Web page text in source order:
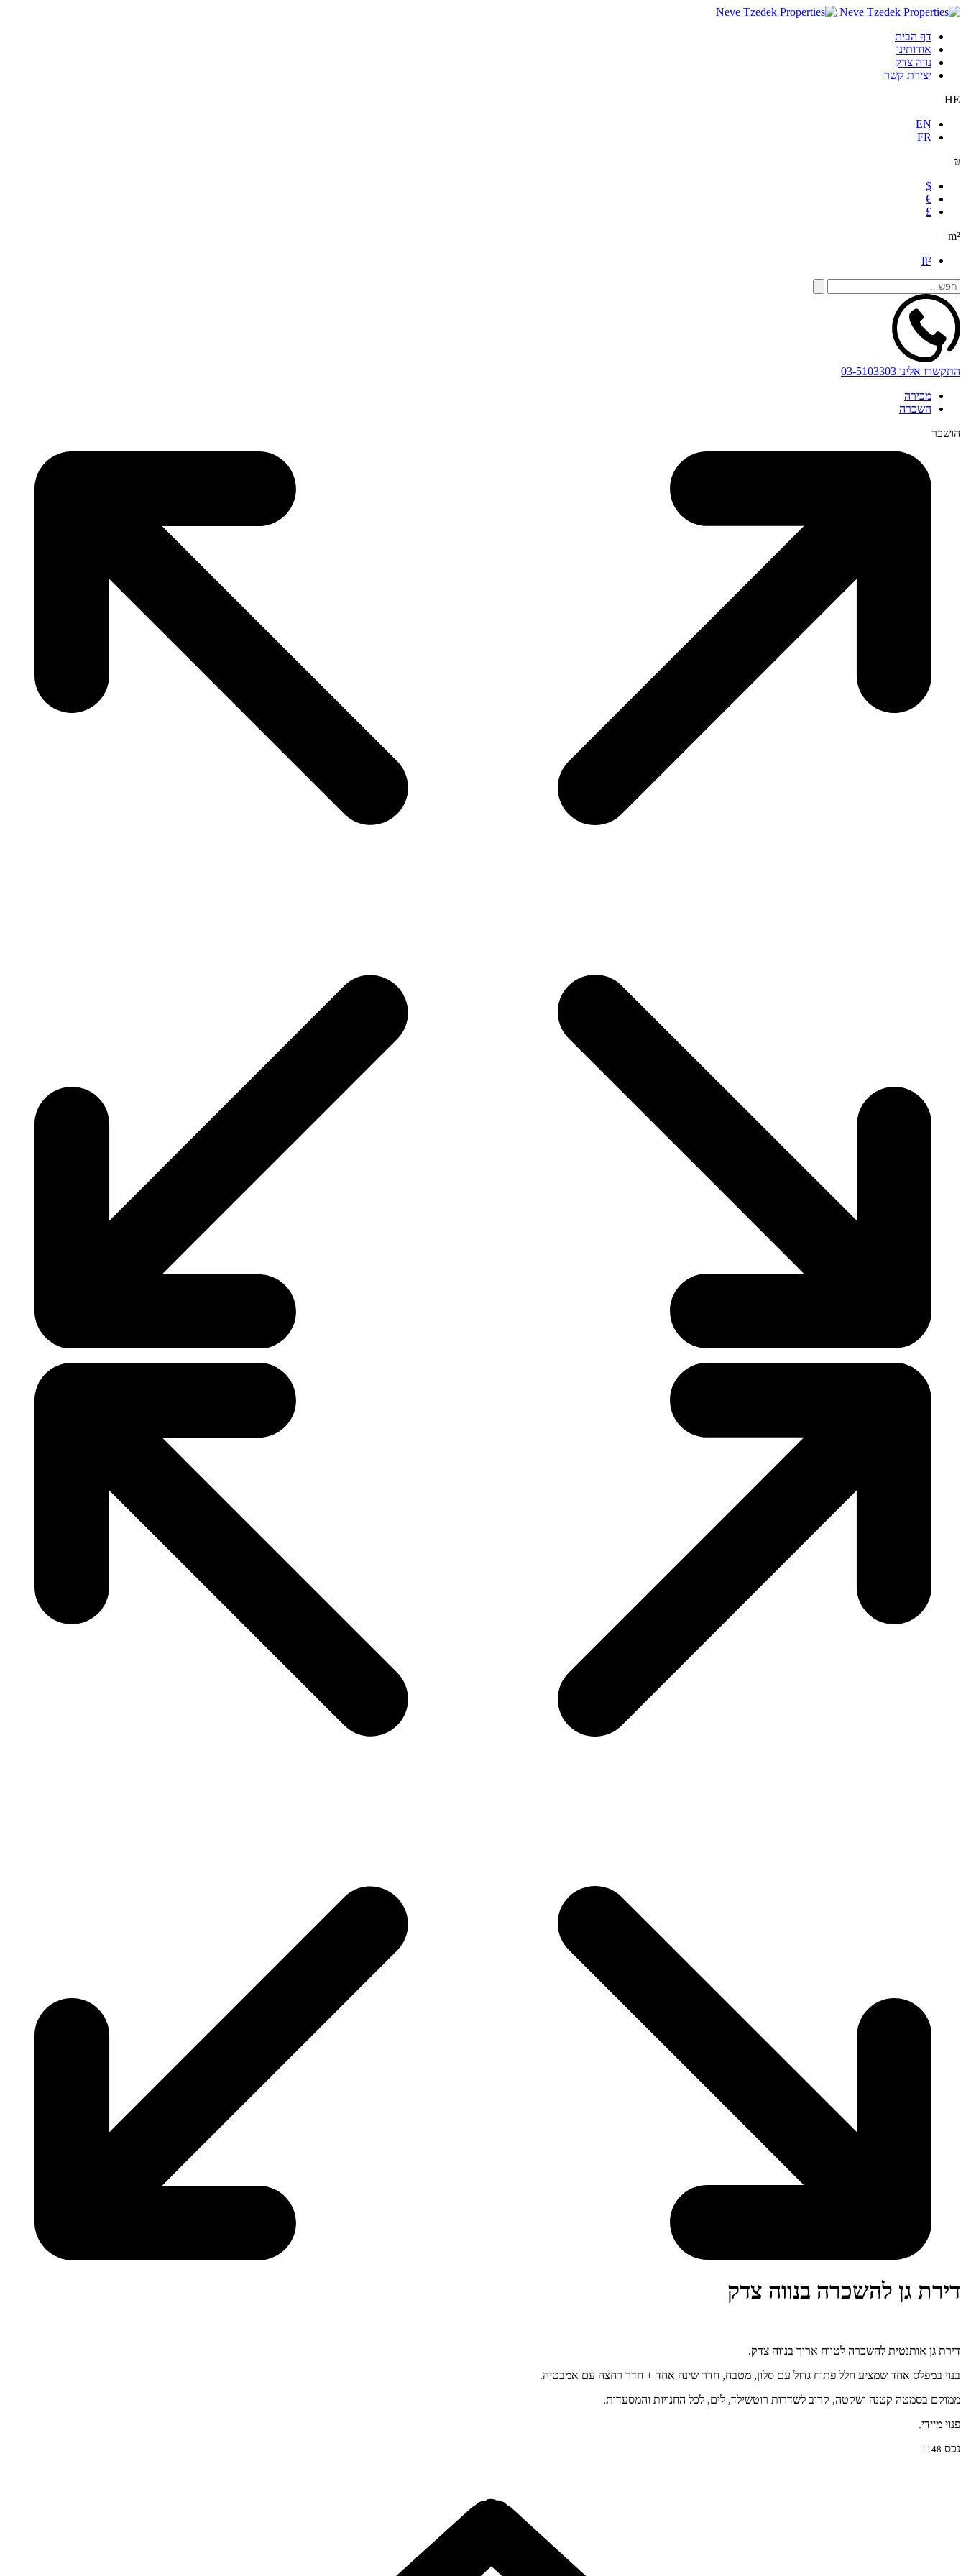
דף הבית
אודותינו
נווה צדק
יצירת קשר
HE
EN
FR
₪
$
€
£
m²
ft²
התקשרו אלינו 03-5103303
מכירה
השכרה
הושכר
דירת גן להשכרה בנווה צדק
דירת גן אותנטית להשכרה לטווח ארוך בנווה צדק.
בנוי במפלס אחד שמציע חלל פתוח גדול עם סלון, מטבח, חדר שינה אחד + חדר רחצה עם אמבטיה.
ממוקם בסמטה קטנה ושקטה, קרוב לשדרות רוטשילד, לים, לכל החנויות והמסעדות.
פנוי מיידי.
נכס 1148